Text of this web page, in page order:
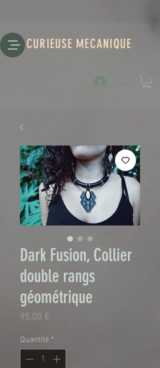
CURIEUSE MECANIQUE
Log-in
Dark Fusion, Collier
double rangs
géométrique
95,00 €
Quantité *